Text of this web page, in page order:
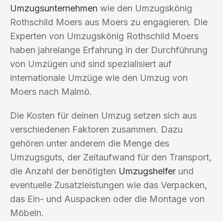
Umzugsunternehmen wie den Umzugskönig
Rothschild Moers aus Moers zu engagieren. Die
Experten von Umzugskönig Rothschild Moers
haben jahrelange Erfahrung in der Durchführung
von Umzügen und sind spezialisiert auf
internationale Umzüge wie den Umzug von
Moers nach Malmö.
Die Kosten für deinen Umzug setzen sich aus
verschiedenen Faktoren zusammen. Dazu
gehören unter anderem die Menge des
Umzugsguts, der Zeitaufwand für den Transport,
die Anzahl der benötigten Umzugshelfer und
eventuelle Zusatzleistungen wie das Verpacken,
das Ein- und Auspacken oder die Montage von
Möbeln.